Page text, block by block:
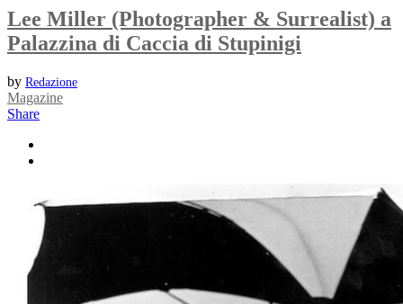
Lee Miller (Photographer & Surrealist) a
Palazzina di Caccia di Stupinigi
by Redazione
Magazine
Share